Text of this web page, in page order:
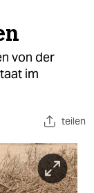
von der
im
teilen